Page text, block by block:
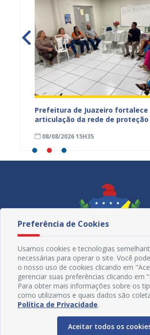
Prefeitura de Juazeiro fortalece
articulação da rede de proteção
análoga à escravidão
08/08/2026 15H35
Redes Sociais
Preferência de Cookies
Usamos cookies e tecnologias
necessárias para operar o site. Você
o nosso uso de cookies clicando em
gerenciar suas preferências clicando em
Para obter mais informações sobre os
como utilizamos e quais dados são
Política de Privacidade.
Aceitar todos os